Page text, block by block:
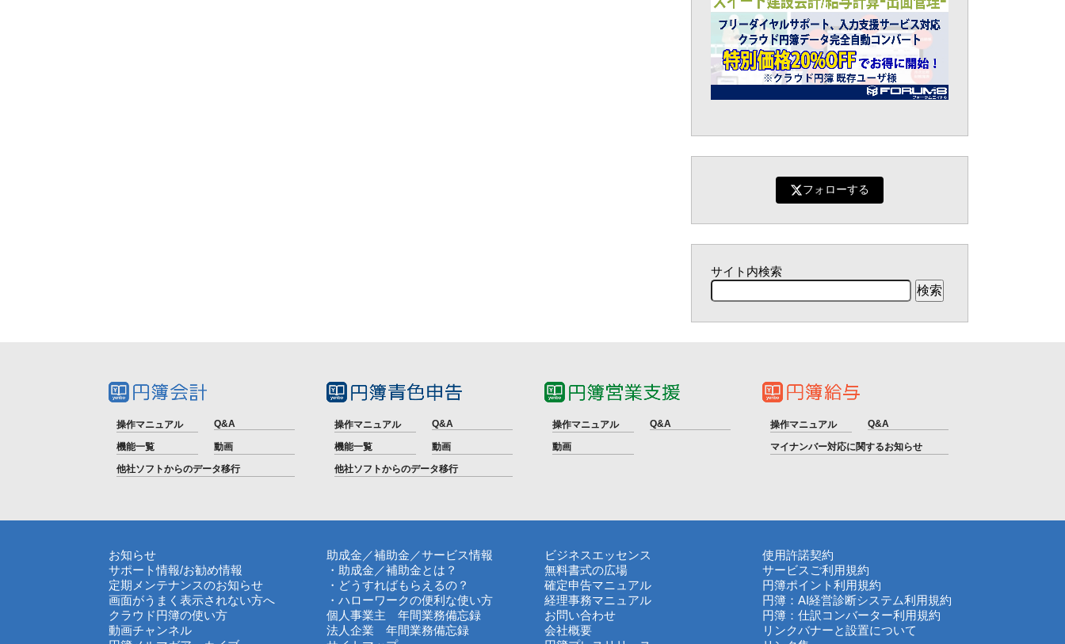
フォローする
サイト内検索
操作マニュアル Q&A
機能一覧
動画
他社ソフトからのデータ移行
操作マニュアル Q&A
機能一覧
動画
他社ソフトからのデータ移行
操作マニュアル Q&A
動画
操作マニュアル Q&A
マイナンバー対応に関するお知らせ
お知らせ
サポート情報/お勧め情報
定期メンテナンスのお知らせ
画面がうまく表示されない方へ
クラウド円簿の使い方
動画チャンネル
助成金／補助金／サービス情報
・助成金／補助金とは？
・どうすればもらえるの？
・ハローワークの便利な使い方
個人事業主 年間業務備忘録
法人企業 年間業務備忘録
ビジネスエッセンス
無料書式の広場
確定申告マニュアル
経理事務マニュアル
お問い合わせ
会社概要
使用許諾契約
サービスご利用規約
円簿ポイント利用規約
円簿：AI経営診断システム利用規約
円簿：仕訳コンバーター利用規約
リンクバナーと設置について